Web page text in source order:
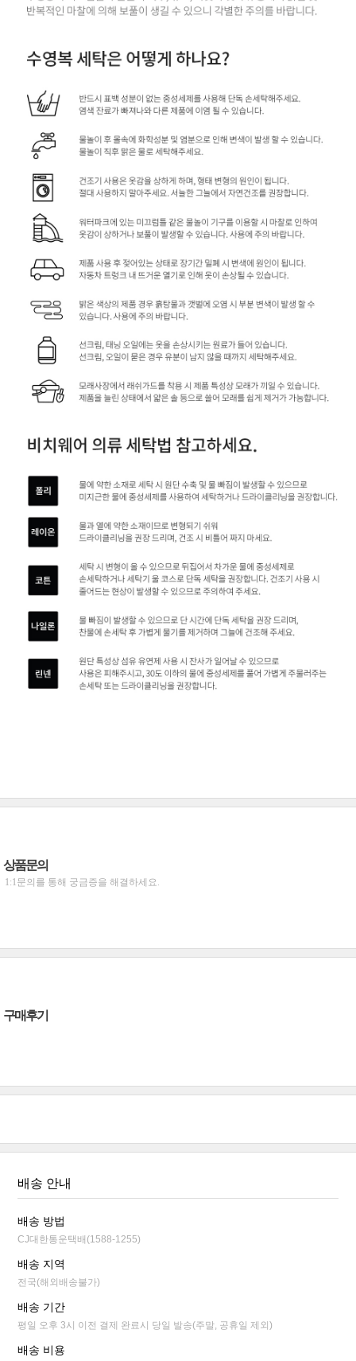
상품문의
1:1문의를 통해 궁금증을 해결하세요.
구매후기
배송 안내
배송 방법
CJ대한통운택배(1588-1255)
배송 지역
전국(해외배송불가)
배송 기간
평일 오후 3시 이전 결제 완료시 당일 발송(주말, 공휴일 제외)
배송 비용